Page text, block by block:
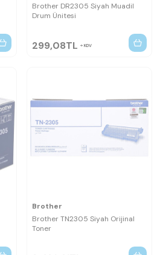
Brother DR2305 Siyah Muadil
Drum Ünitesi
299,08TL KDV
Brother
Brother TN2305 Siyah Orijinal
Toner